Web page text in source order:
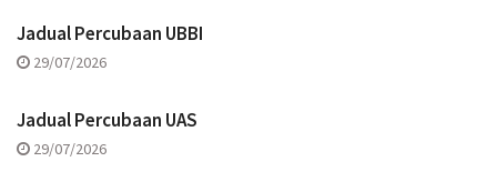
Jadual Percubaan UBBI
29/07/2026
Jadual Percubaan UAS
29/07/2026